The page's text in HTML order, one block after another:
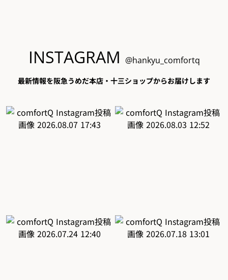
INSTAGRAM @hankyu_comfortq
最新情報を阪急うめだ本店・十三ショップからお届けします